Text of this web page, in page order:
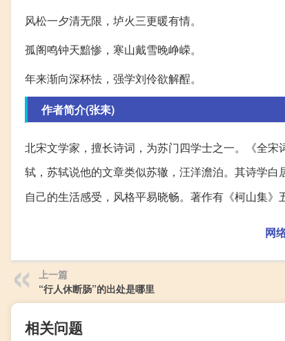
风松一夕清无限，垆火三更暖有情。
孤阁鸣钟天黯惨，寒山戴雪晚峥嵘。
年来渐向深杯怯，强学刘伶欲解酲。
作者简介(张耒)
北宋文学家，擅长诗词，为苏门四学士之一。《全
轼，苏轼说他的文章类似苏辙，汪洋澹泊。其诗学白
自己的生活感受，风格平易晓畅。著作有《柯山集
网
上一篇
“行人休断肠”的出处是哪里
相关问题